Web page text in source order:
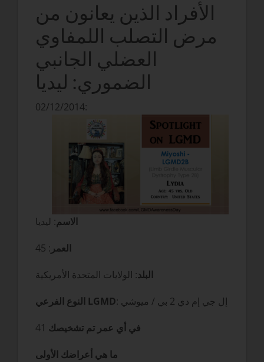
الأفراد الذين يعانون من
مرض التصلب اللمفاوي
العضلي الجانبي
الضموري: ليديا
02/12/2014:
الاسم: ليديا
العمر : 45
البلد: الولايات المتحدة الأمريكية
النوع الفرعي LGMD : إل جي إم دي 2 بي / ميوشي
في أي عمر تم تشخيصك
ما هي أعراضك الأولى